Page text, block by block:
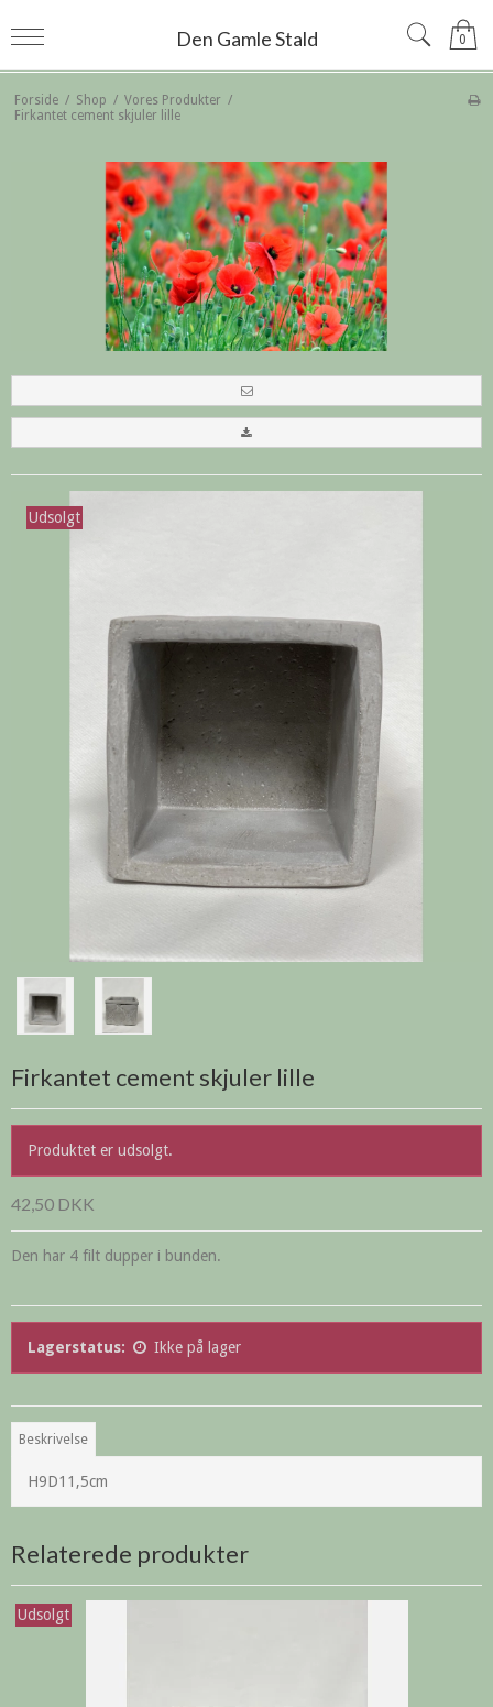
Den Gamle Stald 0
Forside / Shop / Vores Produkter /
Firkantet cement skjuler lille
Udsolgt
Firkantet cement skjuler lille
Produktet er udsolgt.
42,50 DKK
Den har 4 filt dupper i bunden.
Lagerstatus: Ikke på lager
Beskrivelse
H9D11,5cm
Relaterede produkter
Udsolgt